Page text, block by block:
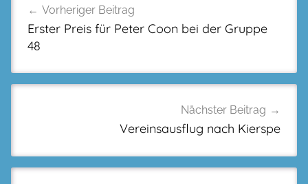
Vorheriger Beitrag
Erster Preis für Peter Coon bei der Gruppe
48
Nächster Beitrag
Vereinsausflug nach Kierspe